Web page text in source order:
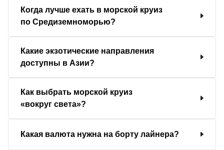
Когда лучше ехать в морской круиз
по Средиземноморью?
Какие экзотические направления
доступны в Азии?
Как выбрать морской круиз
«вокруг света»?
Какая валюта нужна на борту лайнера?